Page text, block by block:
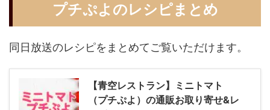
プチぷよのレシピまとめ
同日放送のレシピをまとめてご覧いただけます。
【青空レストラン】ミニトマト
（プチぷよ）の通販お取り寄せ&レ